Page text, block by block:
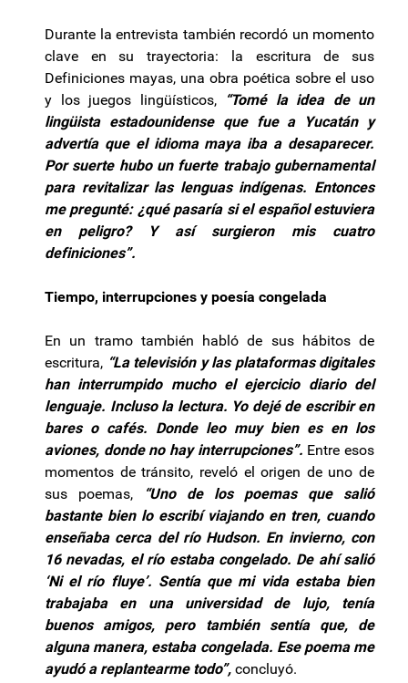
Durante la entrevista también recordó un momento
clave en su trayectoria: la escritura de sus
Definiciones mayas, una obra poética sobre el uso
y los juegos lingüísticos,
“Tomé la idea de un
lingüista estadounidense que fue a Yucatán y
advertía que el idioma maya iba a desaparecer.
Por suerte hubo un fuerte trabajo gubernamental
para revitalizar las lenguas indígenas. Entonces
me pregunté: ¿qué pasaría si el español estuviera
en peligro? Y así surgieron mis cuatro
definiciones”.
Tiempo, interrupciones y poesía congelada
En un tramo también habló de sus hábitos de
escritura, “La televisión y las plataformas digitales
han interrumpido mucho el ejercicio diario del
lenguaje. Incluso la lectura. Yo dejé de escribir en
bares o cafés. Donde leo muy bien es en los
aviones, donde no hay interrupciones”. Entre esos
momentos de tránsito, reveló el origen de uno de
sus poemas, “Uno de los poemas que salió
bastante bien lo escribí viajando en tren, cuando
enseñaba cerca del río Hudson. En invierno, con
16 nevadas, el río estaba congelado. De ahí salió
‘Ni el río fluye’. Sentía que mi vida estaba bien
trabajaba en una universidad de lujo, tenía
buenos amigos, pero también sentía que, de
alguna manera, estaba congelada. Ese poema me
ayudó a replantearme todo”, concluyó.